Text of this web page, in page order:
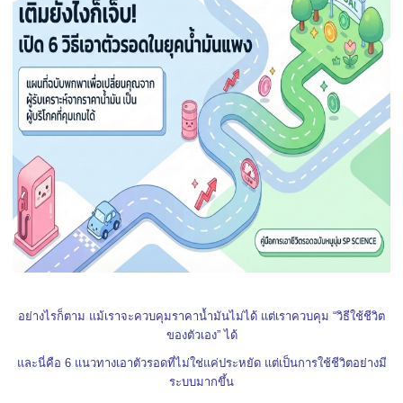
อย่างไรก็ตาม แม้เราจะควบคุมราคาน้ำมันไม่ได้ แต่เราควบคุม “วิธีใช้ชีวิต
ของตัวเอง” ได้
และนี่คือ 6 แนวทางเอาตัวรอดที่ไม่ใช่แค่ประหยัด แต่เป็นการใช้ชีวิตอย่างมี
ระบบมากขึ้น